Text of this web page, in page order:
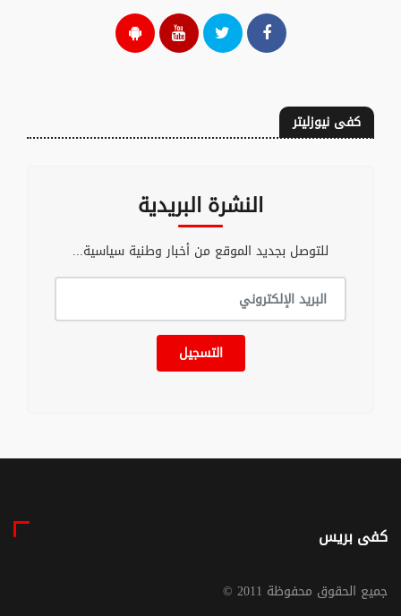
كفى نيوزليتر
النشرة البريدية
للتوصل بجديد الموقع من أخبار وطنية سياسية...
التسجيل
كفى بريس
© جميع الحقوق محفوظة 2011